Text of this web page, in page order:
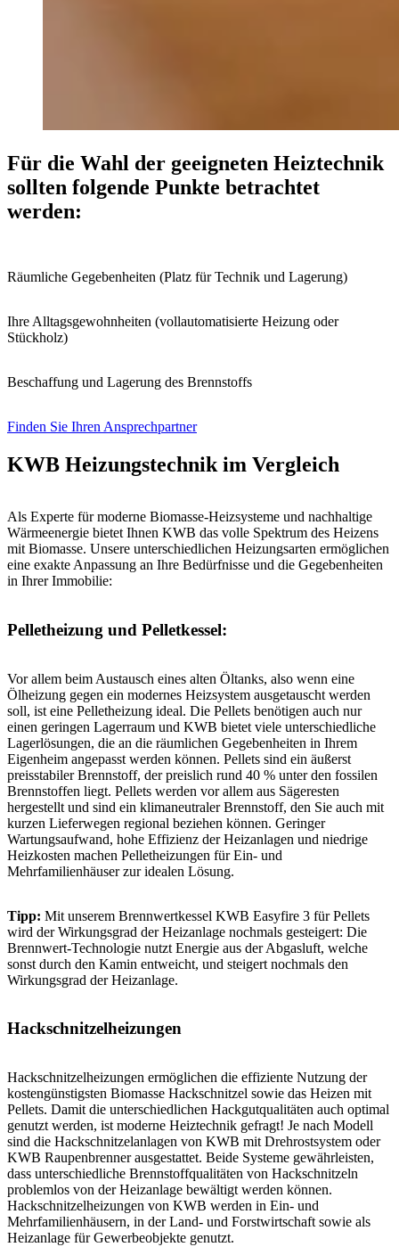
Für die Wahl der geeigneten Heiztechnik
sollten folgende Punkte betrachtet
werden:
Räumliche Gegebenheiten (Platz für Technik und Lagerung)
Ihre Alltagsgewohnheiten (vollautomatisierte Heizung oder
Stückholz)
Beschaffung und Lagerung des Brennstoffs
Finden Sie Ihren Ansprechpartner
KWB Heizungstechnik im Vergleich
Als Experte für moderne Biomasse-Heizsysteme und nachhaltige
Wärmeenergie bietet Ihnen KWB das volle Spektrum des Heizens
mit Biomasse. Unsere unterschiedlichen Heizungsarten ermöglichen
eine exakte Anpassung an Ihre Bedürfnisse und die Gegebenheiten
in Ihrer Immobilie:
Pelletheizung und Pelletkessel:
Vor allem beim Austausch eines alten Öltanks, also wenn eine
Ölheizung gegen ein modernes Heizsystem ausgetauscht werden
soll, ist eine Pelletheizung ideal. Die Pellets benötigen auch nur
einen geringen Lagerraum und KWB bietet viele unterschiedliche
Lagerlösungen, die an die räumlichen Gegebenheiten in Ihrem
Eigenheim angepasst werden können. Pellets sind ein äußerst
preisstabiler Brennstoff, der preislich rund 40 % unter den fossilen
Brennstoffen liegt. Pellets werden vor allem aus Sägeresten
hergestellt und sind ein klimaneutraler Brennstoff, den Sie auch mit
kurzen Lieferwegen regional beziehen können. Geringer
Wartungsaufwand, hohe Effizienz der Heizanlagen und niedrige
Heizkosten machen Pelletheizungen für Ein- und
Mehrfamilienhäuser zur idealen Lösung.
Tipp: Mit unserem Brennwertkessel KWB Easyfire 3 für Pellets
wird der Wirkungsgrad der Heizanlage nochmals gesteigert: Die
Brennwert-Technologie nutzt Energie aus der Abgasluft, welche
sonst durch den Kamin entweicht, und steigert nochmals den
Wirkungsgrad der Heizanlage.
Hackschnitzelheizungen
Hackschnitzelheizungen ermöglichen die effiziente Nutzung der
kostengünstigsten Biomasse Hackschnitzel sowie das Heizen mit
Pellets. Damit die unterschiedlichen Hackgutqualitäten auch optimal
genutzt werden, ist moderne Heiztechnik gefragt! Je nach Modell
sind die Hackschnitzelanlagen von KWB mit Drehrostsystem oder
KWB Raupenbrenner ausgestattet. Beide Systeme gewährleisten,
dass unterschiedliche Brennstoffqualitäten von Hackschnitzeln
problemlos von der Heizanlage bewältigt werden können.
Hackschnitzelheizungen von KWB werden in Ein- und
Mehrfamilienhäusern, in der Land- und Forstwirtschaft sowie als
Heizanlage für Gewerbeobjekte genutzt.